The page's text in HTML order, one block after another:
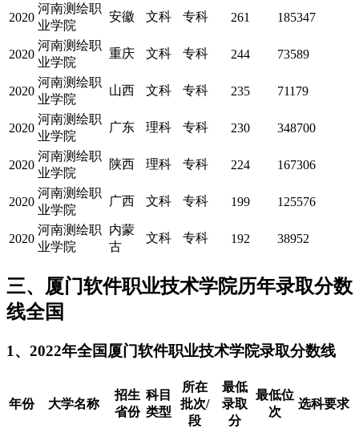
2020
河南测绘职
业学院
安徽 文科 专科 261 185347
2020
河南测绘职
业学院
重庆 文科 专科 244 73589
2020
河南测绘职
业学院
山西 文科 专科 235 71179
2020
河南测绘职
业学院
广东 理科 专科 230 348700
2020
河南测绘职
业学院
陕西 理科 专科 224 167306
2020
河南测绘职
业学院
广西 文科 专科 199 125576
2020
河南测绘职
业学院
内蒙
古
文科 专科 192 38952
三、厦门软件职业技术学院历年录取分数
线全国
1、2022年全国厦门软件职业技术学院录取分数线
年份 大学名称
招生
省份
科目
类型
所在
批次/
段
最低
录取
分
最低位
次
选科要求